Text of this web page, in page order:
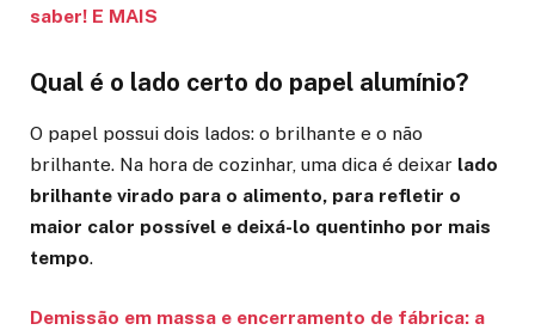
saber! E MAIS
Qual é o lado certo do papel alumínio?
O papel possui dois lados: o brilhante e o não
brilhante. Na hora de cozinhar, uma dica é deixar lado
brilhante virado para o alimento, para refletir o
maior calor possível e deixá-lo quentinho por mais
tempo.
Demissão em massa e encerramento de fábrica: a